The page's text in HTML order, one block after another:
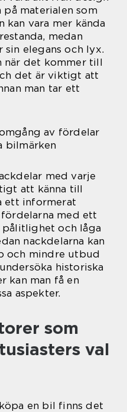
materialen som
kan vara mer kända
medan
sin elegans och lyx.
när det kommer till
det är viktigt att
man tar ett
av fördelar
bilmärken
med varje
att känna till
ett informerat
med ett
pålitlighet och låga
nackdelarna kan
och mindre utbud
historiska
kan man få en
aspekter.
som
val
en bil finns det